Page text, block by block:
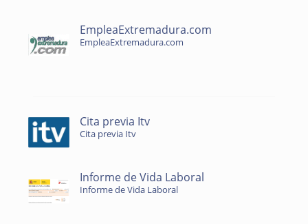
EmpleaExtremadura.com
EmpleaExtremadura.com
Cita previa Itv
Cita previa Itv
Informe de Vida Laboral
Informe de Vida Laboral